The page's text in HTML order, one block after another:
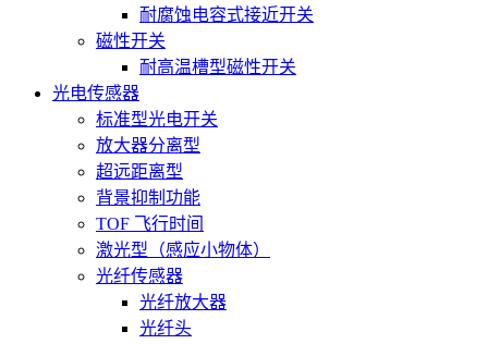
耐腐蚀电容式接近开关
磁性开关
耐高温槽型磁性开关
光电传感器
标准型光电开关
放大器分离型
超远距离型
背景抑制功能
TOF 飞行时间
激光型（感应小物体）
光纤传感器
光纤放大器
光纤头